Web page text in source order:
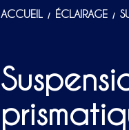
V
T
R
ACCUEIL / ÉCLAIRAGE /